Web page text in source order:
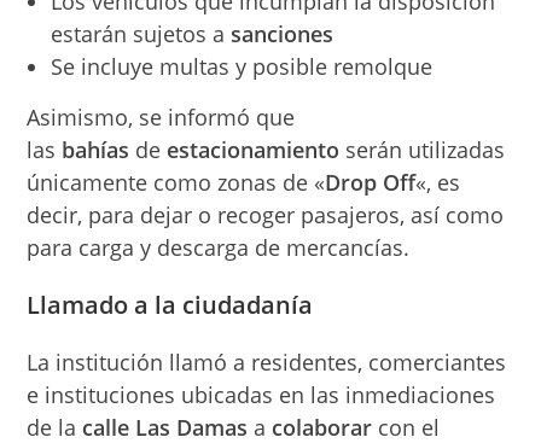
estarán sujetos asanciones
Se incluye multas y posible remolque
Asimismo, se informó que
las bahías de estacionamiento serán utilizadas
únicamente como zonas de «Drop Off«, es
decir, para dejar o recoger pasajeros, así como
para carga y descarga de mercancías.
Llamado a la ciudadanía
La institución llamó a residentes, comerciantes
e instituciones ubicadas en las inmediaciones
de la calle Las Damas a colaborar con el